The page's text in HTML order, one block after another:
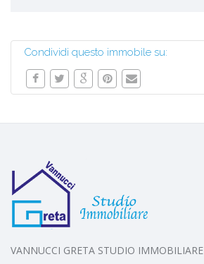
Condividi questo immobile su:
VANNUCCI GRETA STUDIO IMMOBILIARE